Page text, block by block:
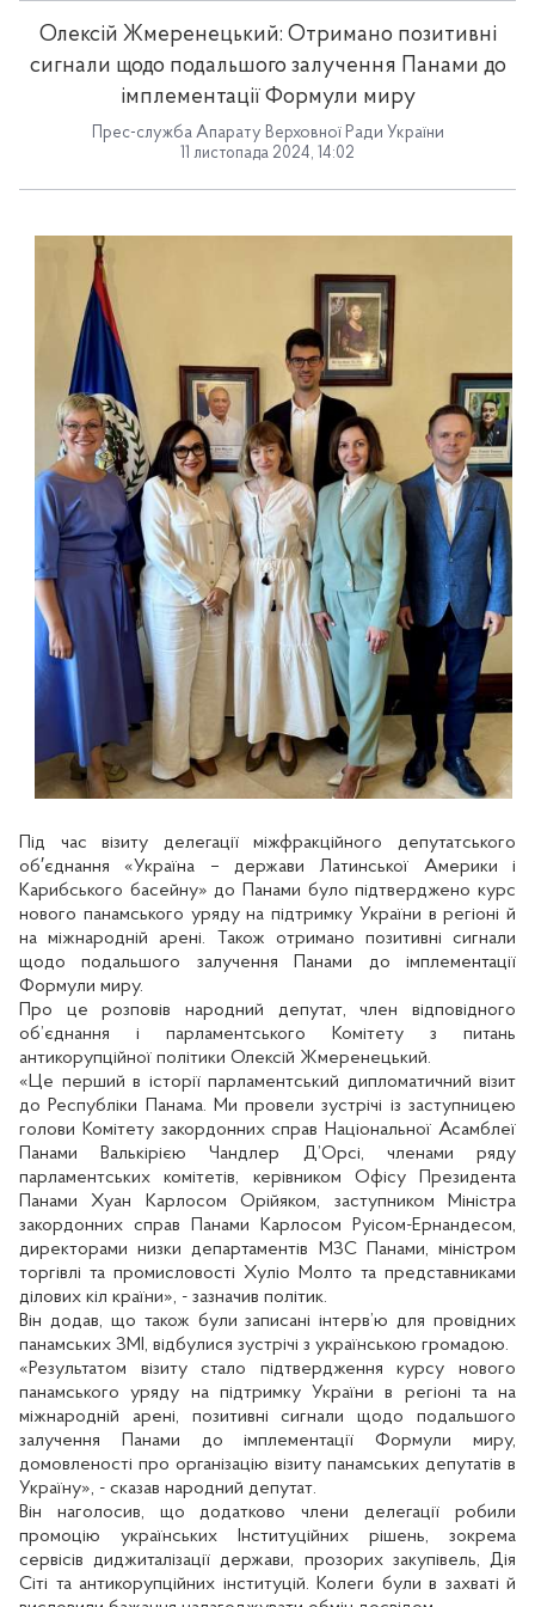
Олексій Жмеренецький: Отримано позитивні
сигнали щодо подальшого залучення Панами до
імплементації Формули миру
Прес-служба Апарату Верховної Ради України
11 листопада 2024, 14:02
Під час візиту делегації міжфракційного депутатського
об′єднання «Україна – держави Латинської Америки і
Карибського басейну» до Панами було підтверджено курс
нового панамського уряду на підтримку України в регіоні й
на міжнародній арені. Також отримано позитивні сигнали
щодо подальшого залучення Панами до імплементації
Формули миру.
Про це розповів народний депутат, член відповідного
об’єднання і парламентського Комітету з питань
антикорупційної політики Олексій Жмеренецький.
«Це перший в історії парламентський дипломатичний візит
до Республіки Панама. Ми провели зустрічі із заступницею
голови Комітету закордонних справ Національної Асамблеї
Панами Валькірією Чандлер Д’Орсі, членами ряду
парламентських комітетів, керівником Офісу Президента
Панами Хуан Карлосом Орійяком, заступником Міністра
закордонних справ Панами Карлосом Руісом-Ернандесом,
директорами низки департаментів МЗС Панами, міністром
торгівлі та промисловості Хуліо Молто та представниками
ділових кіл країни», - зазначив політик.
Він додав, що також були записані інтерв’ю для провідних
панамських ЗМІ, відбулися зустрічі з українською громадою.
«Результатом візиту стало підтвердження курсу нового
панамського уряду на підтримку України в регіоні та на
міжнародній арені, позитивні сигнали щодо подальшого
залучення Панами до імплементації Формули миру,
домовленості про організацію візиту панамських депутатів в
Україну», - сказав народний депутат.
Він наголосив, що додатково члени делегації робили
промоцію українських Інституційних рішень, зокрема
сервісів диджиталізації держави, прозорих закупівель, Дія
Сіті та антикорупційних інституцій. Колеги були в захваті й